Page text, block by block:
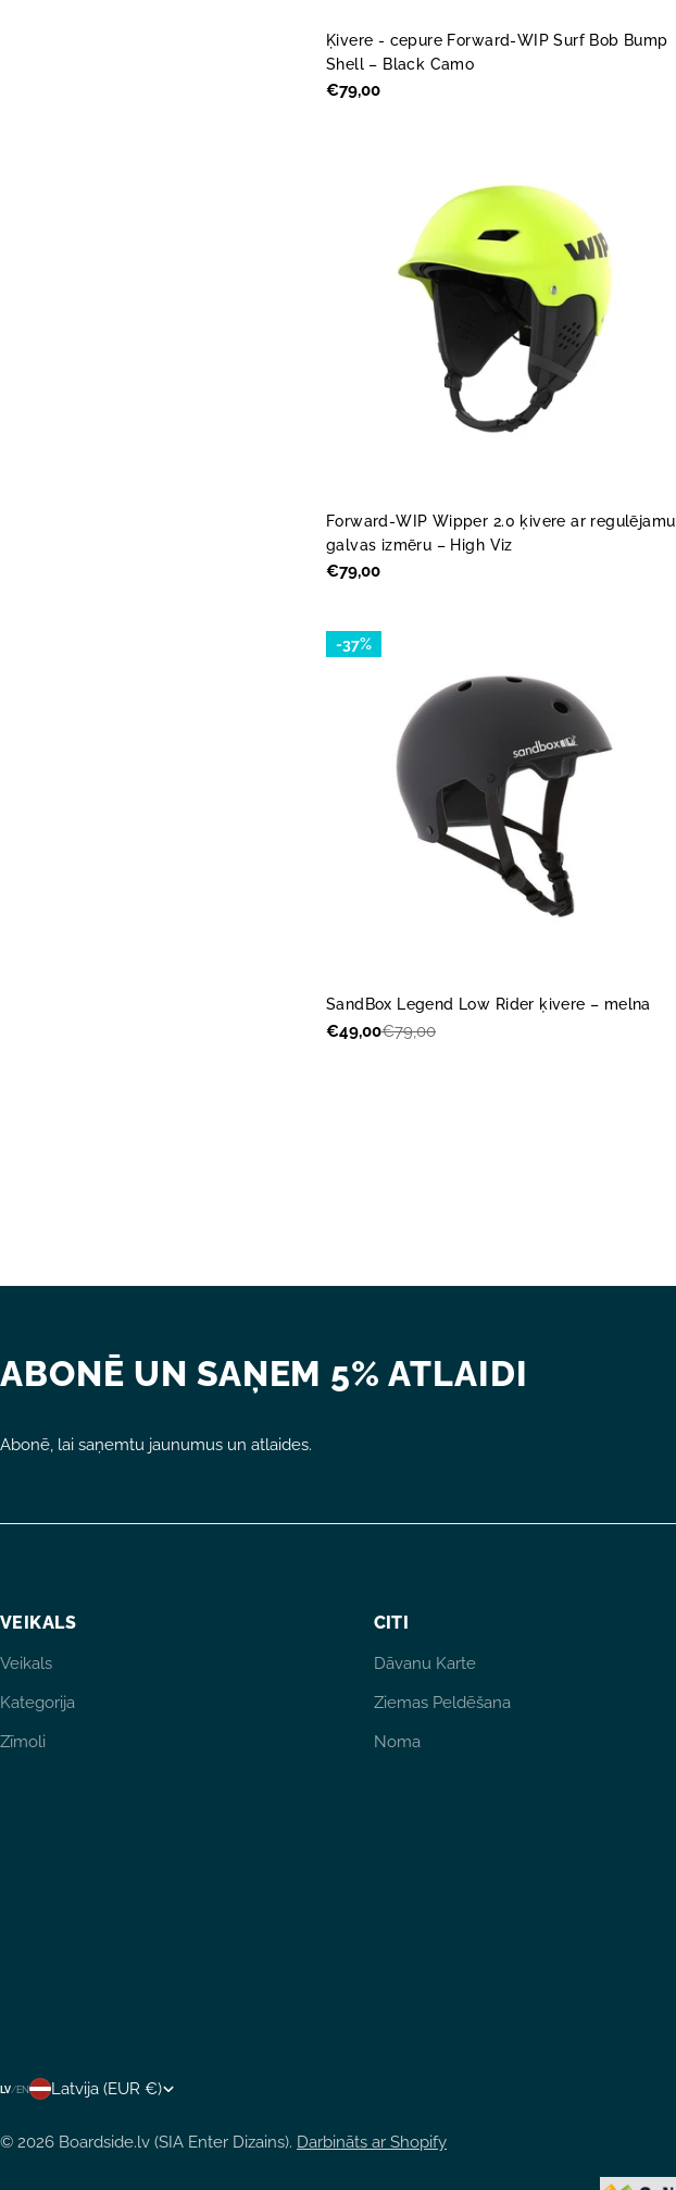
Ķivere - cepure Forward-WIP Surf Bob Bump
Shell – Black Camo
Parastā
€79,00
Forward-WIP Wipper 2.0 ķivere ar regulējamu
galvas izmēru – High Viz
Parastā
€79,00
-37%
SandBox Legend Low Rider ķivere – melna
Akcijas
€49,00
Parastā€79,00
ABONĒ UN SAŅEM 5% ATLAIDI
Abonē, lai saņemtu jaunumus un atlaides.
VEIKALS
Veikals
Kategorija
Zīmoli
CITI
Dāvanu Karte
Ziemas Peldēšana
Noma
LV/ENV
A
Latvija (EUR €)
© 2026 Boardside.lv (SIA Enter Dizains). Darbināts ar Shopify